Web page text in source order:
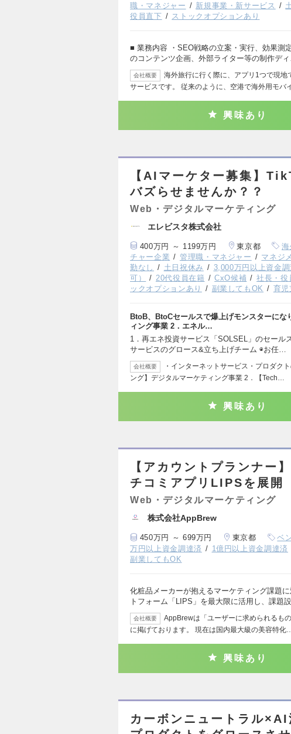
職・マネジャー
新規事業・新サービス
役員直下
ストックオプションあり
■ 業務内容 ・SEO戦略の立案・実行、効果測
のコンテンツ企画、外部ライター等の制作ディ
会社概要
海外旅行に行く際に、アプリ1つで現
サービスです。 従来のように、空港で海外用モバ
興味あり
【AIマーケター募集】
バズらせませんか？？
Web・デジタルマーケティング
エレビスタ株式会社
400万円 ～ 1199万円 東京都 海
チャー企業
管理職・マネジャー マネジ
勤なし
土日祝休み 3,000万円以上資金調
可）
20代役員在籍 CxO候補 社長・役
ックオプションあり
副業してもOK 育児
BtoB、BtoCセールスで爆上げモンスターにな
ィング事業 2．エネル…
1．再エネ投資サービス「SOLSEL」のセール
サービスのグロース&立ち上げチーム ◉お任…
会社概要
・インターネットサービス・プロダク
ング】デジタルマーケティング事業 2．【Tech…
興味あり
【アカウントプランナー
チコミアプリLIPSを展開
Web・デジタルマーケティング
株式会社AppBrew
450万円 ～ 699万円 東京都 ベ
万円以上資金調達済
1億円以上資金調達済
副業してもOK
化粧品メーカーが抱えるマーケティング課題
トフォーム「LIPS」を最大限に活用し、課題
会社概要
AppBrewは「ユーザーに求められるも
に掲げております。 現在は国内最大級の美容特化
興味あり
カーボンニュートラル